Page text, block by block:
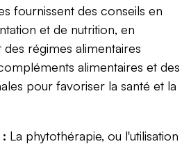
fournissent des conseils en
et de nutrition, en
régimes alimentaires
alimentaires et des
pour favoriser la santé et la
La phytothérapie, ou l'utilisation